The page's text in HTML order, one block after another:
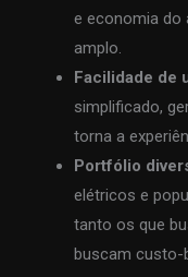
e economia do
amplo.
Facilidade de
simplificado,
torna a
Portfólio
elétricos e
tanto os que
buscam custo-